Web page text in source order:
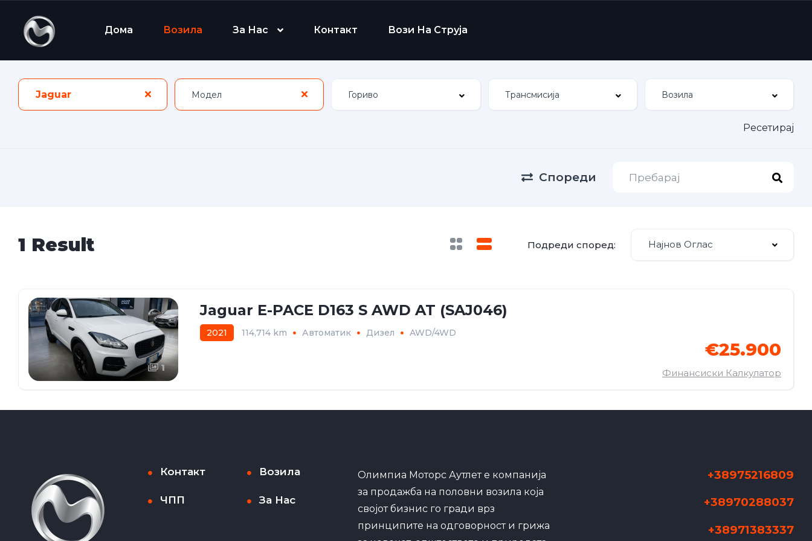
Дома Возила За Нас Контакт Вози На Струја
Jaguar
Ресетирај
Спореди
1 Result Подреди според: Најнов Оглас
1
Jaguar E-PACE D163 S AWD AT (SAJ046)
2021 114,714 km Автоматик Дизел AWD/4WD
€25.900
Финансиски Калкулатор
Контакт Возила
ЧПП За Нас
Олимпиа Моторс Аутлет е компанија
за продажба на половни возила која
својот бизнис го гради врз
принципите на одговорност и грижа
+38975216809
+38970288037
+38971383337